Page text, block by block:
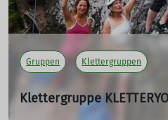
Wittbrodt-Demuth
Gruppen Klettergruppen
Klettergruppe